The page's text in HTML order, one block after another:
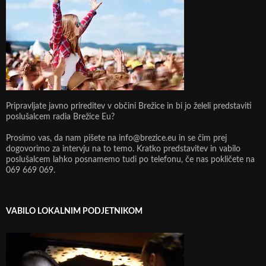
Pripravljate javno prireditev v občini Brežice in bi jo želeli predstaviti
poslušalcem radia Brežice Eu?
Prosimo vas, da nam pišete na info@brezice.eu in se čim prej
dogovorimo za intervju na to temo. Kratko predstavitev in vabilo
poslušalcem lahko posnamemo tudi po telefonu, če nas pokličete na
069 669 069.
VABILO LOKALNIM PODJETNIKOM